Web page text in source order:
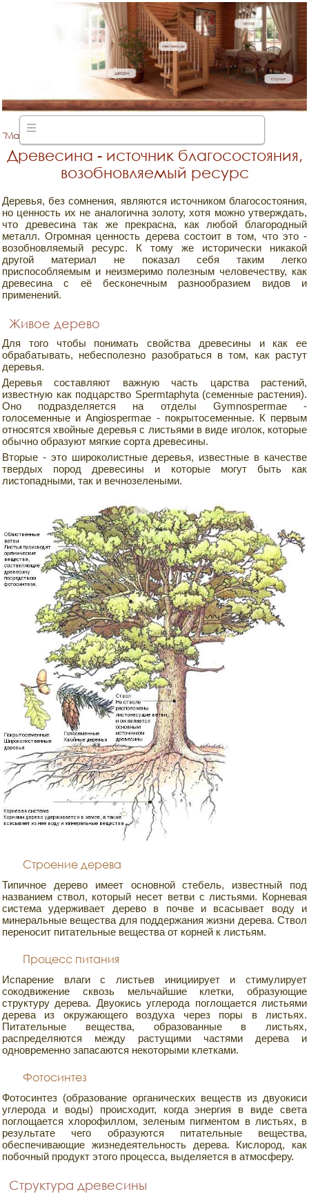
"Мануфактура"
производство деревянных
лестниц
Древесина - источник благосостояния,
возобновляемый ресурс
Деревья, без сомнения, являются источником благосостояния,
но ценность их не аналогична золоту, хотя можно утверждать,
что древесина так же прекрасна, как любой благородный
металл. Огромная ценность дерева состоит в том, что это -
возобновляемый ресурс. К тому же исторически никакой
другой материал не показал себя таким легко
приспособляемым и неизмеримо полезным человечеству, как
древесина с её бесконечным разнообразием видов и
применений.
Живое дерево
Для того чтобы понимать свойства древесины и как ее
обрабатывать, небесполезно разобраться в том, как растут
деревья.
Деревья составляют важную часть царства растений,
известную как подцарство Spermtaphyta (семенные растения).
Оно подразделяется на отделы Gymnospermae -
голосеменные и Angiospermae - покрытосеменные. К первым
относятся хвойные деревья с листьями в виде иголок, которые
обычно образуют мягкие сорта древесины.
Вторые - это широколистные деревья, известные в качестве
твердых пород древесины и которые могут быть как
листопадными, так и вечнозелеными.
Строение дерева
Типичное дерево имеет основной стебель, известный под
названием ствол, который несет ветви с листьями. Корневая
система удерживает дерево в почве и всасывает воду и
минеральные вещества для поддержания жизни дерева. Ствол
переносит питательные вещества от корней к листьям.
Процесс питания
Испарение влаги с листьев инициирует и стимулирует
сокодвижение сквозь мельчайшие клетки, образующие
структуру дерева. Двуокись углерода поглощается листьями
дерева из окружающего воздуха через поры в листьях.
Питательные вещества, образованные в листьях,
распределяются между растущими частями дерева и
одновременно запасаются некоторыми клетками.
Фотосинтез
Фотосинтез (образование органических веществ из двуокиси
углерода и воды) происходит, когда энергия в виде света
поглощается хлорофиллом, зеленым пигментом в листьях, в
результате чего образуются питательные вещества,
обеспечивающие жизнедеятельность дерева. Кислород, как
побочный продукт этого процесса, выделяется в атмосферу.
Структура древесины